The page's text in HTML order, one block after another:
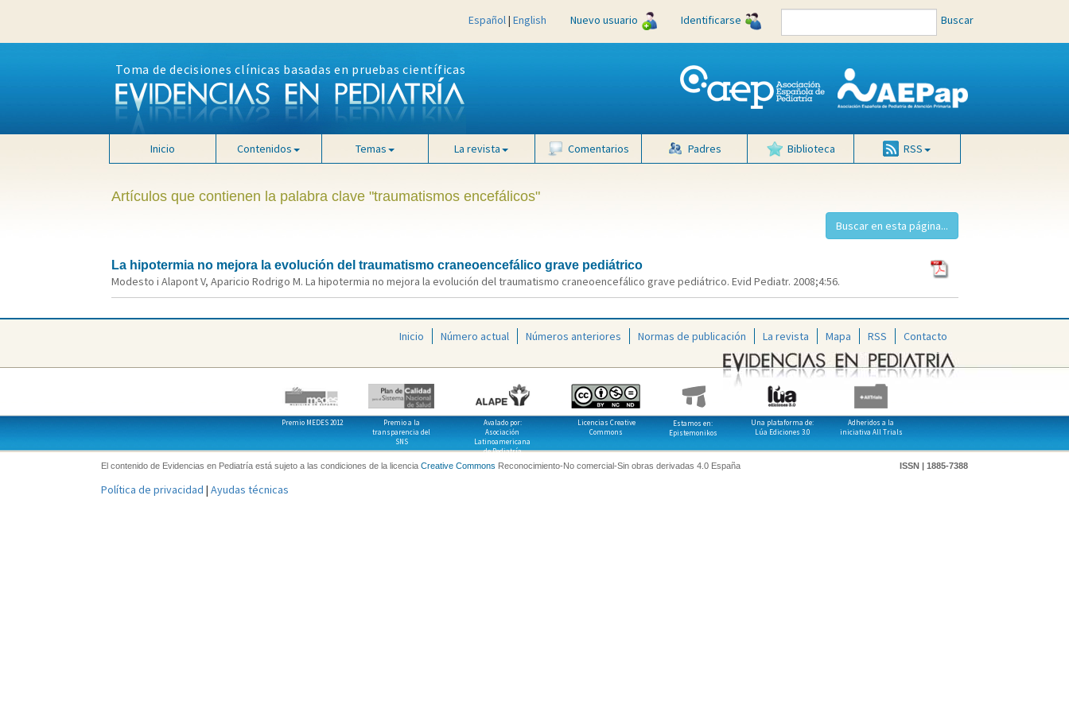
Español| English Nuevo usuario Identificarse Buscar
Toma de decisiones clínicas basadas en pruebas científicas
Inicio Contenidos Temas La revista Comentarios Padres Biblioteca RSS
Artículos que contienen la palabra clave "traumatismos encefálicos"
La hipotermia no mejora la evolución del traumatismo craneoencefálico grave pediátrico
Modesto i Alapont V, Aparicio Rodrigo M. La hipotermia no mejora la evolución del traumatismo craneoencefálico grave pediátrico. Evid Pediatr. 2008;4:56.
Inicio Número actual Números anteriores Normas de publicación La revista Mapa RSS Contacto
Premio MEDES 2012
Premio a la
transparencia del
SNS
Avalado por:
Asociación
Latinoamericana
de Pediatría
Licencias Creative
Commons
Estamos en:
Epistemonikos
Una plataforma de:
Lúa Ediciones 3.0
Adheridos a la
iniciativa All Trials
El contenido de Evidencias en Pediatría está sujeto a las condiciones de la licencia Creative Commons Reconocimiento-No comercial-Sin obras derivadas 4.0 España ISSN | 1885-7388
Política de privacidad | Ayudas técnicas